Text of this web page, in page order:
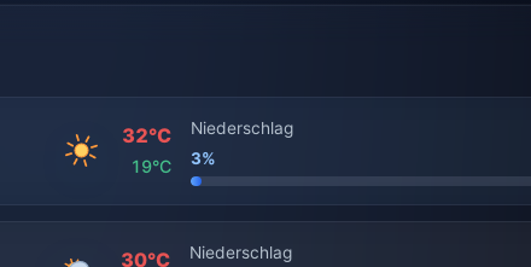
32°C
19°C
Niederschlag
3%
30°C
Niederschlag